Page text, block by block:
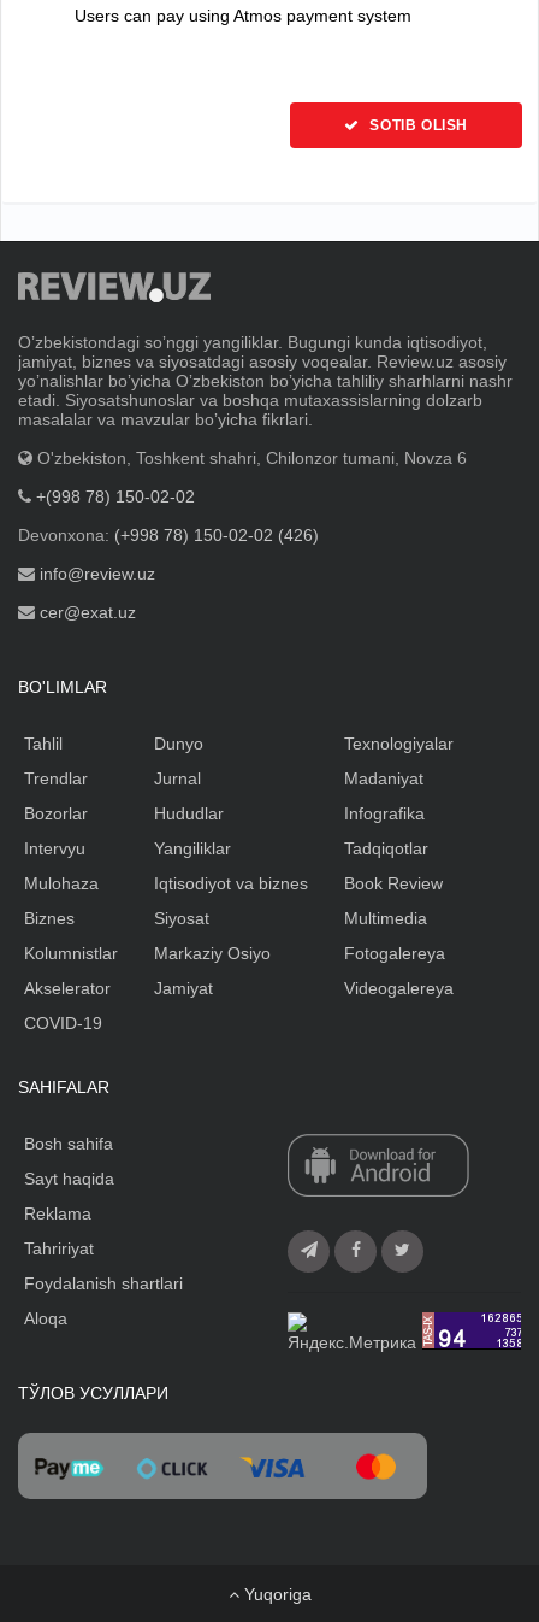
Users can pay using Atmos payment system
SOTIB OLISH
Oʼzbekistondagi soʼnggi yangiliklar. Bugungi kunda iqtisodiyot,
jamiyat, biznes va siyosatdagi asosiy voqealar. Review.uz asosiy
yoʼnalishlar boʼyicha Oʼzbekiston boʼyicha tahliliy sharhlarni nashr
etadi. Siyosatshunoslar va boshqa mutaxassislarning dolzarb
masalalar va mavzular boʼyicha fikrlari.
O'zbekiston, Toshkent shahri, Chilonzor tumani, Novza 6
+(998 78) 150-02-02
Devonxona: (+998 78) 150-02-02 (426)
info@review.uz
cer@exat.uz
BO'LIMLAR
Tahlil
Trendlar
Bozorlar
Intervyu
Mulohaza
Biznes
Kolumnistlar
Akselerator
Dunyo
Jurnal
Hududlar
Yangiliklar
Iqtisodiyot va biznes
Siyosat
Markaziy Osiyo
Jamiyat
Texnologiyalar
Madaniyat
Infografika
Tadqiqotlar
Book Review
Multimedia
Fotogalereya
Videogalereya
COVID-19
SAHIFALAR
Bosh sahifa
Sayt haqida
Reklama
Tahririyat
Foydalanish shartlari
Aloqa
ТЎЛОВ УСУЛЛАРИ
Yuqoriga